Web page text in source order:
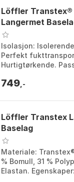
Löffler Transtex®
Langermet
Isolasjon:
Perfekt
Hurtigtørkende.
749 ,-
Löffler Transtex
Baselag
Materiale:
% Bomull, 31 %
Elastan.